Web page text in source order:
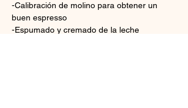
-Calibración de molino para obtener un
buen espresso
-Espumado y cremado de la leche